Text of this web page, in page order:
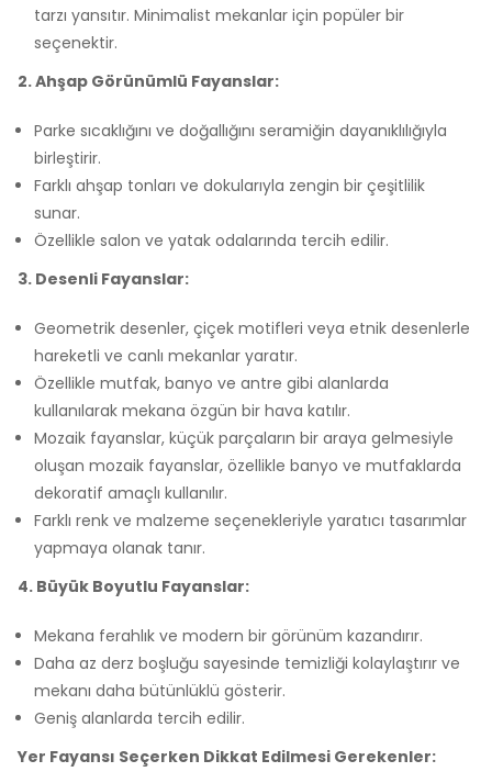
tarzı yansıtır. Minimalist mekanlar için popüler bir
seçenektir.
2. Ahşap Görünümlü Fayanslar:
Parke sıcaklığını ve doğallığını seramiğin dayanıklılığıyla
birleştirir.
Farklı ahşap tonları ve dokularıyla zengin bir çeşitlilik
sunar.
Özellikle salon ve yatak odalarında tercih edilir.
3. Desenli Fayanslar:
Geometrik desenler, çiçek motifleri veya etnik desenlerle
hareketli ve canlı mekanlar yaratır.
Özellikle mutfak, banyo ve antre gibi alanlarda
kullanılarak mekana özgün bir hava katılır.
Mozaik fayanslar, küçük parçaların bir araya gelmesiyle
oluşan mozaik fayanslar, özellikle banyo ve mutfaklarda
dekoratif amaçlı kullanılır.
Farklı renk ve malzeme seçenekleriyle yaratıcı tasarımlar
yapmaya olanak tanır.
4. Büyük Boyutlu Fayanslar:
Mekana ferahlık ve modern bir görünüm kazandırır.
Daha az derz boşluğu sayesinde temizliği kolaylaştırır ve
mekanı daha bütünlüklü gösterir.
Geniş alanlarda tercih edilir.
Yer Fayansı Seçerken Dikkat Edilmesi Gerekenler: